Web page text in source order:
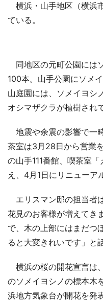
横浜・山手地区（横浜
ている。
同地区の元町公園には
100本。山手公園にソメ
山庭園には、ソメイヨシ
オシマザクラが植樹され
地震や余震の影響で一
茶室は3月28日から営業
の山手111番館、喫茶室
え、4月1日にリニューア
エリスマン邸の担当者
花見のお客様が増えてき
で、木の上部にはまだつ
ると大変きれいです」と
横浜の桜の開花宣言は
のソメイヨシノの標本木
浜地方気象台が開花を発